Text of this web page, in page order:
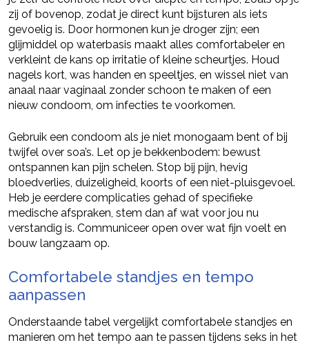
zij of bovenop, zodat je direct kunt bijsturen als iets
gevoelig is. Door hormonen kun je droger zijn; een
glijmiddel op waterbasis maakt alles comfortabeler en
verkleint de kans op irritatie of kleine scheurtjes. Houd
nagels kort, was handen en speeltjes, en wissel niet van
anaal naar vaginaal zonder schoon te maken of een
nieuw condoom, om infecties te voorkomen.
Gebruik een condoom als je niet monogaam bent of bij
twijfel over soa’s. Let op je bekkenbodem: bewust
ontspannen kan pijn schelen. Stop bij pijn, hevig
bloedverlies, duizeligheid, koorts of een niet-pluisgevoel.
Heb je eerdere complicaties gehad of specifieke
medische afspraken, stem dan af wat voor jou nu
verstandig is. Communiceer open over wat fijn voelt en
bouw langzaam op.
Comfortabele standjes en tempo
aanpassen
Onderstaande tabel vergelijkt comfortabele standjes en
manieren om het tempo aan te passen tijdens seks in het